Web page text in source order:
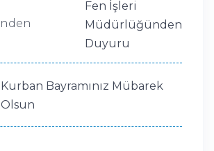
Fen İşleri
Müdürlüğünden
Duyuru
Kurban Bayramınız Mübarek
Olsun